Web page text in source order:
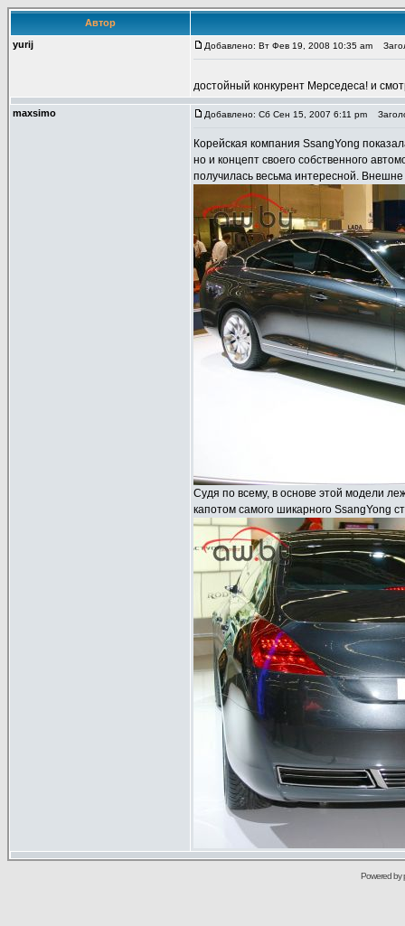
Автор
yurij
Добавлено: Вт Фев 19, 2008 10:35 am
достойный конкурент Мерседеса! и
maxsimo Добавлено: Сб Сен 15, 2007 6:11 pm
Корейская компания SsangYong
но и концепт своего собственного
получилась весьма интересной.
Судя по всему, в основе этой модели
капотом самого шикарного SsangYong
Powered by